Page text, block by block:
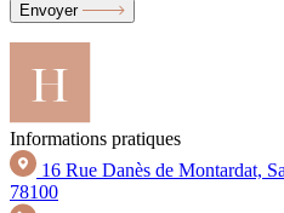
Envoyer
Informations pratiques
16 Rue Danès de Montardat,
78100